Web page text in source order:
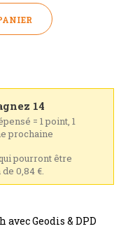
14
= 1 point, 1
prochaine
pourront être
0,84 €.
Geodis & DPD